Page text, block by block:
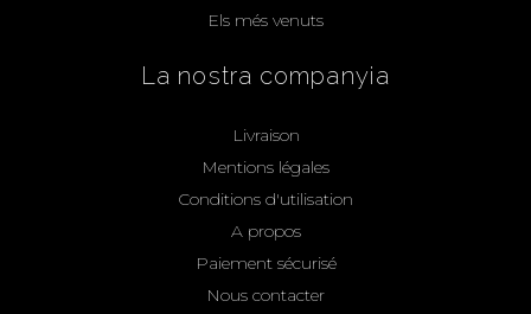
Els més venuts
La nostra companyia
Livraison
Mentions légales
Conditions d'utilisation
A propos
Paiement sécurisé
Nous contacter